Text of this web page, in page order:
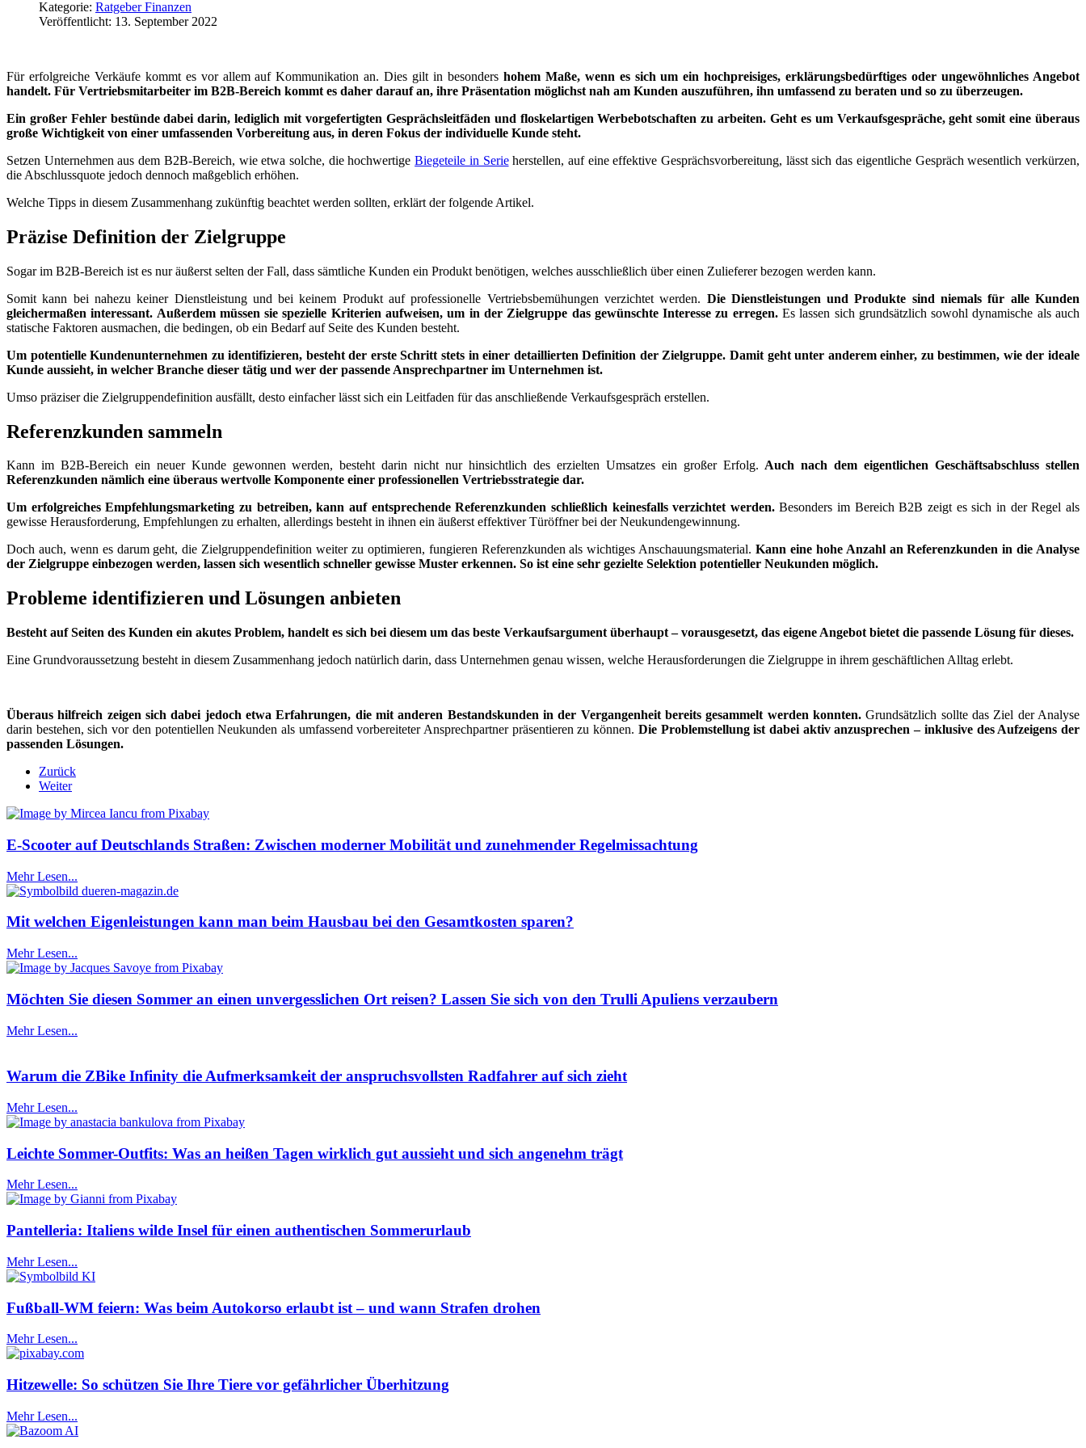
Kategorie: Ratgeber Finanzen
Veröffentlicht: 13. September 2022
Für erfolgreiche Verkäufe kommt es vor allem auf Kommunikation an. Dies gilt in besonders hohem Maße, wenn es sich um ein hochpreisiges, erklärungsbedürftiges oder ungewöhnliches Angebot
handelt. Für Vertriebsmitarbeiter im B2B-Bereich kommt es daher darauf an, ihre Präsentation möglichst nah am Kunden auszuführen, ihn umfassend zu beraten und so zu überzeugen.
Ein großer Fehler bestünde dabei darin, lediglich mit vorgefertigten Gesprächsleitfäden und floskelartigen Werbebotschaften zu arbeiten. Geht es um Verkaufsgespräche, geht somit eine überaus
große Wichtigkeit von einer umfassenden Vorbereitung aus, in deren Fokus der individuelle Kunde steht.
Setzen Unternehmen aus dem B2B-Bereich, wie etwa solche, die hochwertigeBiegeteile in Serieherstellen, auf eine effektive Gesprächsvorbereitung, lässt sich das eigentliche Gespräch wesentlich verkürzen,
die Abschlussquote jedoch dennoch maßgeblich erhöhen.
Welche Tipps in diesem Zusammenhang zukünftig beachtet werden sollten, erklärt der folgende Artikel.
Präzise Definition der Zielgruppe
Sogar im B2B-Bereich ist es nur äußerst selten der Fall, dass sämtliche Kunden ein Produkt benötigen, welches ausschließlich über einen Zulieferer bezogen werden kann.
Somit kann bei nahezu keiner Dienstleistung und bei keinem Produkt auf professionelle Vertriebsbemühungen verzichtet werden. Die Dienstleistungen und Produkte sind niemals für alle Kunden
gleichermaßen interessant. Außerdem müssen sie spezielle Kriterien aufweisen, um in der Zielgruppe das gewünschte Interesse zu erregen.Es lassen sich grundsätzlich sowohl dynamische als auch
statische Faktoren ausmachen, die bedingen, ob ein Bedarf auf Seite des Kunden besteht.
Um potentielle Kundenunternehmen zu identifizieren, besteht der erste Schritt stets in einer detaillierten Definition der Zielgruppe. Damit geht unter anderem einher, zu bestimmen, wie der ideale
Kunde aussieht, in welcher Branche dieser tätig und wer der passende Ansprechpartner im Unternehmen ist.
Umso präziser die Zielgruppendefinition ausfällt, desto einfacher lässt sich ein Leitfaden für das anschließende Verkaufsgespräch erstellen.
Referenzkunden sammeln
Kann im B2B-Bereich ein neuer Kunde gewonnen werden, besteht darin nicht nur hinsichtlich des erzielten Umsatzes ein großer Erfolg.Auch nach dem eigentlichen Geschäftsabschluss stellen
Referenzkunden nämlich eine überaus wertvolle Komponente einer professionellen Vertriebsstrategie dar.
Um erfolgreiches Empfehlungsmarketing zu betreiben, kann auf entsprechende Referenzkunden schließlich keinesfalls verzichtet werden.Besonders im Bereich B2B zeigt es sich in der Regel als
gewisse Herausforderung, Empfehlungen zu erhalten, allerdings besteht in ihnen ein äußerst effektiver Türöffner bei der Neukundengewinnung.
Doch auch, wenn es darum geht, die Zielgruppendefinition weiter zu optimieren, fungieren Referenzkunden als wichtiges Anschauungsmaterial. Kann eine hohe Anzahl an Referenzkunden in die Analyse
der Zielgruppe einbezogen werden, lassen sich wesentlich schneller gewisse Muster erkennen. So ist eine sehr gezielte Selektion potentieller Neukunden möglich.
Probleme identifizieren und Lösungen anbieten
Besteht auf Seiten des Kunden ein akutes Problem, handelt es sich bei diesem um das beste Verkaufsargument überhaupt – vorausgesetzt, das eigene Angebot bietet die passende Lösung für dieses.
Eine Grundvoraussetzung besteht in diesem Zusammenhang jedoch natürlich darin, dass Unternehmen genau wissen, welche Herausforderungen die Zielgruppe in ihrem geschäftlichen Alltag erlebt.
Überaus hilfreich zeigen sich dabei jedoch etwa Erfahrungen, die mit anderen Bestandskunden in der Vergangenheit bereits gesammelt werden konnten. Grundsätzlich sollte das Ziel der Analyse
darin bestehen, sich vor den potentiellen Neukunden als umfassend vorbereiteter Ansprechpartner präsentieren zu können. Die Problemstellung ist dabei aktiv anzusprechen – inklusive des Aufzeigens der
passenden Lösungen.
Zurück
Weiter
E-Scooter auf Deutschlands Straßen: Zwischen moderner Mobilität und zunehmender Regelmissachtung
Mehr Lesen...
Mit welchen Eigenleistungen kann man beim Hausbau bei den Gesamtkosten sparen?
Mehr Lesen...
Möchten Sie diesen Sommer an einen unvergesslichen Ort reisen? Lassen Sie sich von den Trulli Apuliens verzaubern
Mehr Lesen...
Warum die ZBike Infinity die Aufmerksamkeit der anspruchsvollsten Radfahrer auf sich zieht
Mehr Lesen...
Leichte Sommer-Outfits: Was an heißen Tagen wirklich gut aussieht und sich angenehm trägt
Mehr Lesen...
Pantelleria: Italiens wilde Insel für einen authentischen Sommerurlaub
Mehr Lesen...
Fußball-WM feiern: Was beim Autokorso erlaubt ist – und wann Strafen drohen
Mehr Lesen...
Hitzewelle: So schützen Sie Ihre Tiere vor gefährlicher Überhitzung
Mehr Lesen...